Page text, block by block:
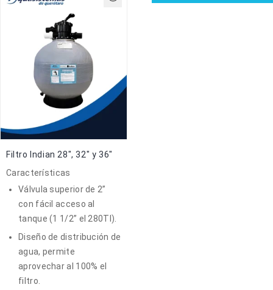
Filtro Indian 28″, 32″ y 36″
Características
Válvula superior de 2”
con fácil acceso al
tanque (1 1/2” el 280TI).
Diseño de distribución de
agua, permite
aprovechar al 100% el
filtro.